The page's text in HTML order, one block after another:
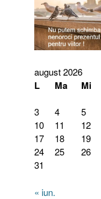
august 2026
L Ma Mi
3
4 5
10
11 12
17
18 19
24
25 26
31
« iun.